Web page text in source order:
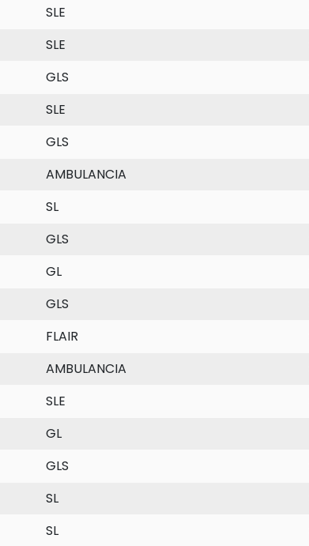
SLE
SLE
GLS
SLE
GLS
AMBULANCIA
SL
GLS
GL
GLS
FLAIR
AMBULANCIA
SLE
GL
GLS
SL
SL